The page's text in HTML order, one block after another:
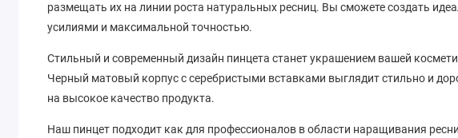
размещать их на линии роста натуральных ресниц. Вы сможете создать
усилиями и максимальной точностью.
Стильный и современный дизайн пинцета станет украшением вашей
Черный матовый корпус с серебристыми вставками выглядит стильно и
на высокое качество продукта.
Наш пинцет подходит как для профессионалов в области наращивания